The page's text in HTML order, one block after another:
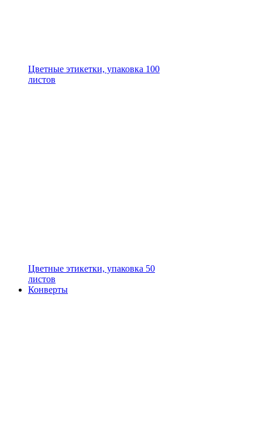
Цветные этикетки, упаковка 100
листов
Цветные этикетки, упаковка 50
листов
Конверты